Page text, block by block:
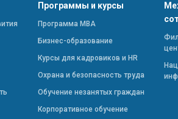
Программы и курсы
Программа МВА
Бизнес-образование
Курсы для кадровиков и HR
Охрана и безопасность труда
Обучение незанятых граждан
Корпоративное обучение